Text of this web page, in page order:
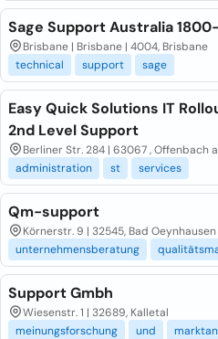
Sage Support Australia
Brisbane | Brisbane | 4004, Brisbane
technical
support sage
Easy Quick Solutions IT
2nd Level Support
Berliner Str. 284 | 63067 , Offenbach
administration
st services
Qm-support
Körnerstr. 9 | 32545, Bad Oeynhausen
unternehmensberatung
Support Gmbh
Wiesenstr. 1 | 32689, Kalletal
meinungsforschung
und